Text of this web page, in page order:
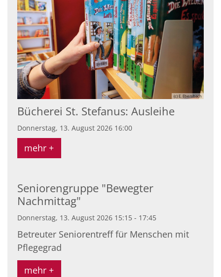
(c) E. Ebersbach
Bücherei St. Stefanus: Ausleihe
Donnerstag, 13. August 2026 16:00
mehr +
Seniorengruppe "Bewegter
Nachmittag"
Donnerstag, 13. August 2026 15:15 - 17:45
Betreuter Seniorentreff für Menschen mit
Pflegegrad
mehr +